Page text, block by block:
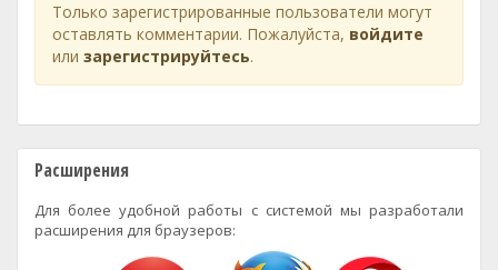
Только зарегистрированные пользователи могут
оставлять комментарии. Пожалуйста, войдите
или зарегистрируйтесь.
Расширения
Для более удобной работы с системой мы разработали
расширения для браузеров: